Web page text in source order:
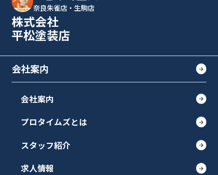
奈良朱雀店・生駒店
株式会社
平松塗装店
会社案内
会社案内
プロタイムズとは
スタッフ紹介
求人情報